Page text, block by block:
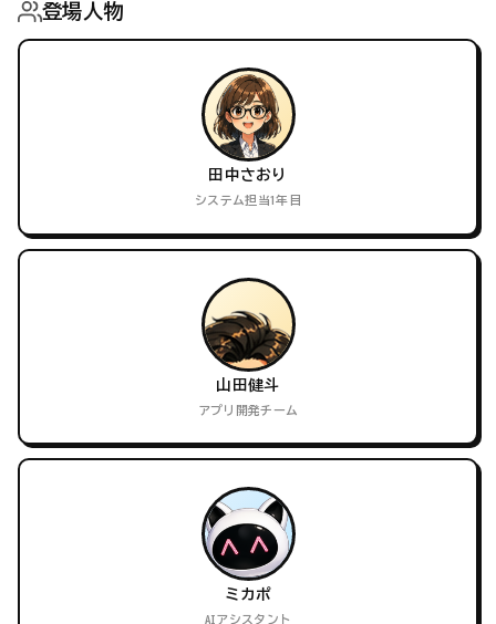
登場人物
田中さおり
システム担当1年目
山田健斗
アプリ開発チーム
ミカポ
AIアシスタント